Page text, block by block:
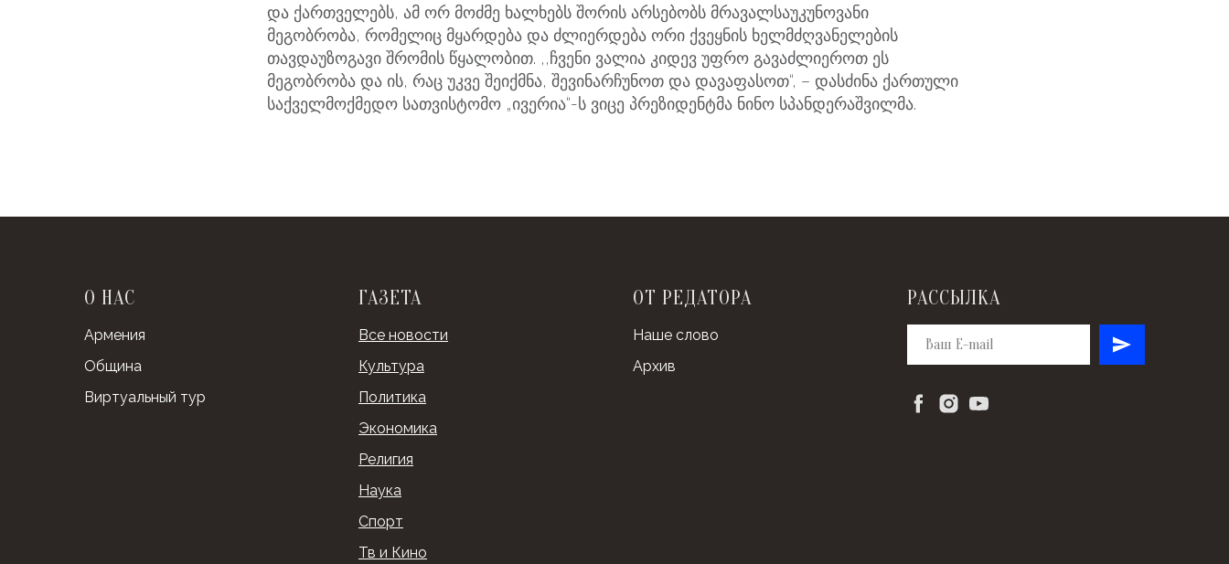
და ქართველებს, ამ ორ მოძმე ხალხებს შორის არსებობს მრავალსაუკუნოვანი
მეგობრობა, რომელიც მყარდება და ძლიერდება ორი ქვეყნის ხელმძღვანელების
თავდაუზოგავი შრომის წყალობით. ,,ჩვენი ვალია კიდევ უფრო გავაძლიეროთ ეს
მეგობრობა და ის, რაც უკვე შეიქმნა, შევინარჩუნოთ და დავაფასოთ“, – დასძინა ქართული
საქველმოქმედო სათვისტომო „ივერია“-ს ვიცე პრეზიდენტმა ნინო სპანდერაშვილმა.
О НАС
Армения
Община
Виртуальный тур
ГАЗЕТА
Все новости
Культура
Политика
Экономика
Религия
Наука
Спорт
Тв и Кино
ОТ РЕДАТОРА
Наше слово
Архив
РАССЫЛКА